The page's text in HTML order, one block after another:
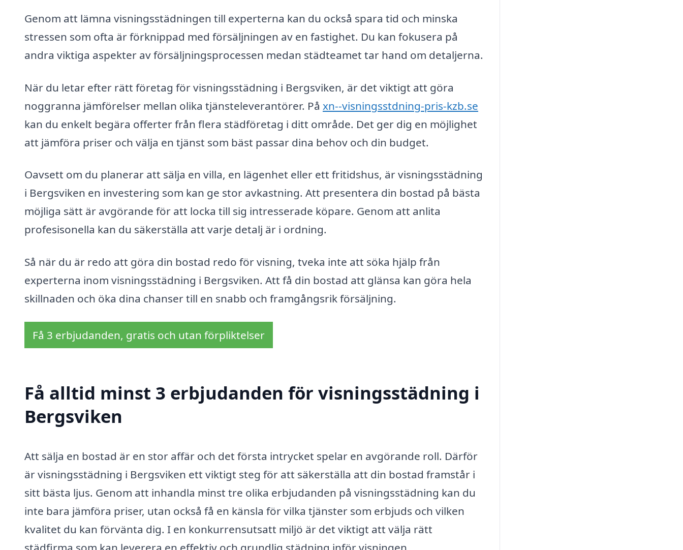
Genom att lämna visningsstädningen till experterna kan du också spara tid och minska
stressen som ofta är förknippad med försäljningen av en fastighet. Du kan fokusera på
andra viktiga aspekter av försäljningsprocessen medan städteamet tar hand om detaljerna.
När du letar efter rätt företag för visningsstädning i Bergsviken, är det viktigt att göra
noggranna jämförelser mellan olika tjänsteleverantörer. På xn--visningsstdning-pris-kzb.se
kan du enkelt begära offerter från flera städföretag i ditt område. Det ger dig en möjlighet
att jämföra priser och välja en tjänst som bäst passar dina behov och din budget.
Oavsett om du planerar att sälja en villa, en lägenhet eller ett fritidshus, är visningsstädning
i Bergsviken en investering som kan ge stor avkastning. Att presentera din bostad på bästa
möjliga sätt är avgörande för att locka till sig intresserade köpare. Genom att anlita
profesisonella kan du säkerställa att varje detalj är i ordning.
Så när du är redo att göra din bostad redo för visning, tveka inte att söka hjälp från
experterna inom visningsstädning i Bergsviken. Att få din bostad att glänsa kan göra hela
skillnaden och öka dina chanser till en snabb och framgångsrik försäljning.
Få 3 erbjudanden, gratis och utan förpliktelser
Få alltid minst 3 erbjudanden för visningsstädning i
Bergsviken
Att sälja en bostad är en stor affär och det första intrycket spelar en avgörande roll. Därför
är visningsstädning i Bergsviken ett viktigt steg för att säkerställa att din bostad framstår i
sitt bästa ljus. Genom att inhandla minst tre olika erbjudanden på visningsstädning kan du
inte bara jämföra priser, utan också få en känsla för vilka tjänster som erbjuds och vilken
kvalitet du kan förvänta dig. I en konkurrensutsatt miljö är det viktigt att välja rätt